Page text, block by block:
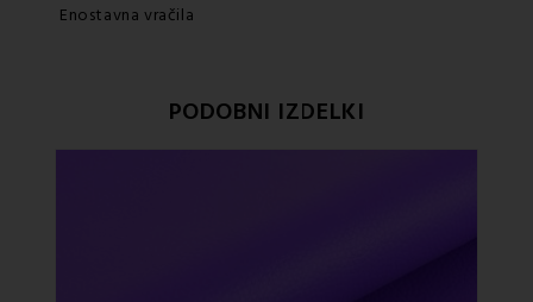
Enostavna vračila
PODOBNI IZDELKI